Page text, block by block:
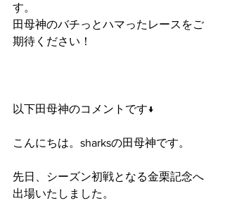
す。
田母神のバチっとハマったレースをご
期待ください！
以下田母神のコメントです↓
こんにちは。sharksの田母神です。
先日、シーズン初戦となる金栗記念へ
出場いたしました。